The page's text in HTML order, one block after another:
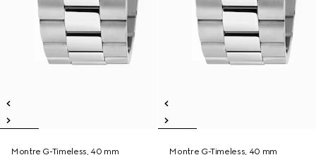
Montre G-Timeless, 40 mm Montre G-Timeless, 40 mm